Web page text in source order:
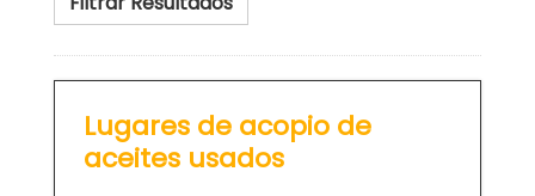
Lugares de acopio de
aceites usados